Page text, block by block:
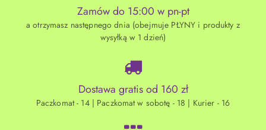
Zamów do 15:00 w pn-pt
a otrzymasz następnego dnia (obejmuje PŁYNY i produkty z
wysyłką w 1 dzień)
Dostawa gratis od 160 zł
Paczkomat - 14 | Paczkomat w sobotę - 18 | Kurier - 16